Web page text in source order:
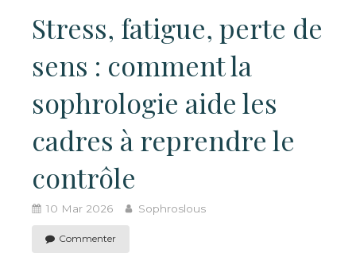
Stress, fatigue, perte de
sens : comment la
sophrologie aide les
cadres à reprendre le
contrôle
10 Mar 2026 Sophroslous
Commenter